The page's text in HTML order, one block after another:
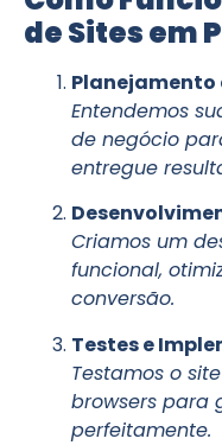
de Sites em
Planejamento
Entendemos
de negócio
entregue
Criamos um
funcional,
conversão.
Testes e
Testamos o
browsers para
perfeitamente.